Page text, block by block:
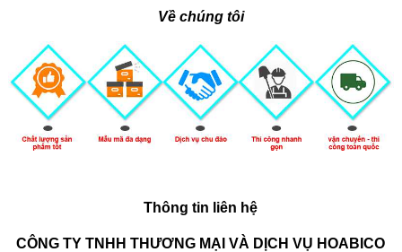
Về chúng tôi
Thông tin liên hệ
CÔNG TY TNHH THƯƠNG MẠI VÀ DỊCH VỤ HOABICO